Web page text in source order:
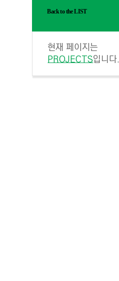
Back to the LIST
현재 페이지는
PROJECTS입니다.